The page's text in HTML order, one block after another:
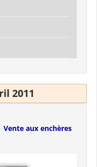
2011
Vente aux enchères